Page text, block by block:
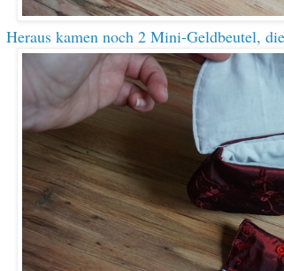
Heraus kamen noch 2 Mini-Geldbeutel,